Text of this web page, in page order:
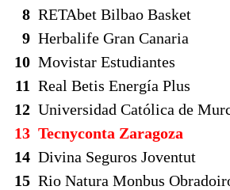
8 RETAbet Bilbao Basket
9 Herbalife Gran Canaria
10 Movistar Estudiantes
11 Real Betis Energía Plus
12 Universidad Católica de
13 Tecnyconta Zaragoza
14 Divina Seguros Joventut
15 Rio Natura Monbus